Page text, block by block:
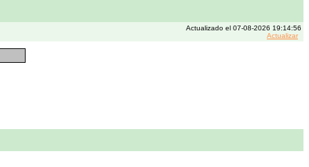
Actualizado el 07-08-2026 19:14:56
Actualizar